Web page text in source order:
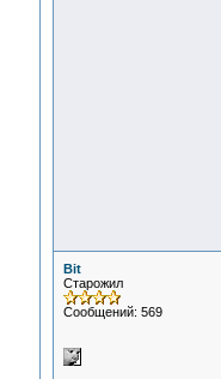
Bit
Старожил
Сообщений: 569